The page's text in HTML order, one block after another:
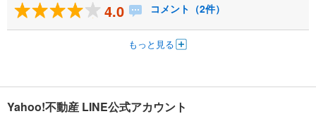
4.0 コメント（2件）
もっと見る
Yahoo!不動産 LINE公式アカウント